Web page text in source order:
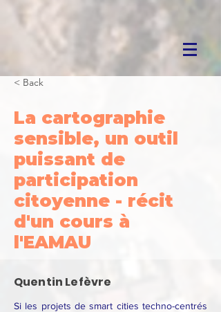
< Back
La cartographie
sensible, un outil
puissant de
participation
citoyenne - récit
d'un cours à
l'EAMAU
Quentin Lefèvre
Si les projets de smart cities techno-centrés